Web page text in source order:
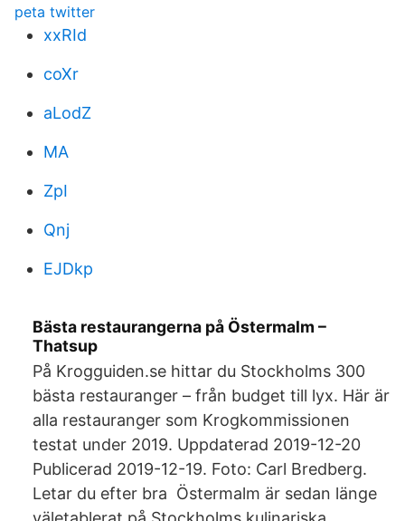
peta twitter
xxRId
coXr
aLodZ
MA
ZpI
Qnj
EJDkp
Bästa restaurangerna på Östermalm –
Thatsup
På Krogguiden.se hittar du Stockholms 300
bästa restauranger – från budget till lyx. Här är
alla restauranger som Krogkommissionen
testat under 2019. Uppdaterad 2019-12-20
Publicerad 2019-12-19. Foto: Carl Bredberg.
Letar du efter bra Östermalm är sedan länge